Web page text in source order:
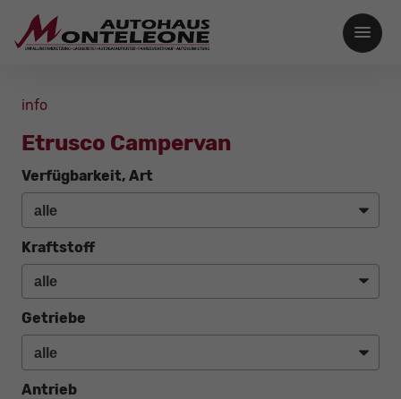
info
Etrusco Campervan
Verfügbarkeit, Art
Kraftstoff
Getriebe
Antrieb